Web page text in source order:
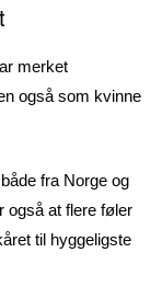
merket
også som kvinne
fra Norge og
også at flere føler
til hyggeligste